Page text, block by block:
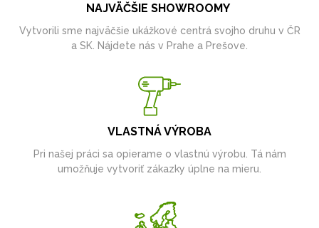
NAJVÄČŠIE SHOWROOMY
Vytvorili sme najväčšie ukážkové centrá svojho druhu v ČR
a SK. Nájdete nás v Prahe a Prešove.
VLASTNÁ VÝROBA
Pri našej práci sa opierame o vlastnú výrobu. Tá nám
umožňuje vytvoriť zákazky úplne na mieru.